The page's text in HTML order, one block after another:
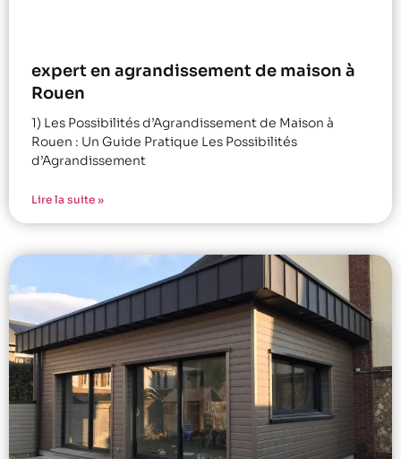
expert en agrandissement de maison à
Rouen
1) Les Possibilités d’Agrandissement de Maison à
Rouen : Un Guide Pratique Les Possibilités
d’Agrandissement
Lire la suite »